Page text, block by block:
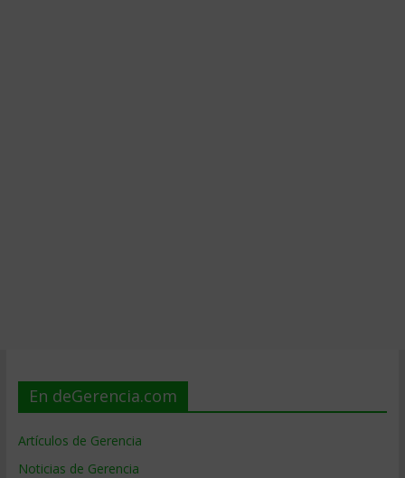
En deGerencia.com
Artículos de Gerencia
Noticias de Gerencia